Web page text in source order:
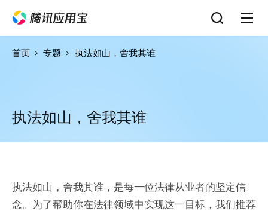
首页 专题 执法如山，舍我其谁
执法如山，舍我其谁
执法如山，舍我其谁，是每一位法律从业者的坚定信
念。为了帮助你在法律领域中实现这一目标，我们推荐